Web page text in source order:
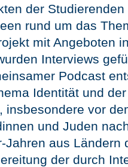
der
rund um das
mit Angeboten
Interviews
Podcast
Identität und
insbesondere vor
und Juden
Jahren aus Ländern
der durch